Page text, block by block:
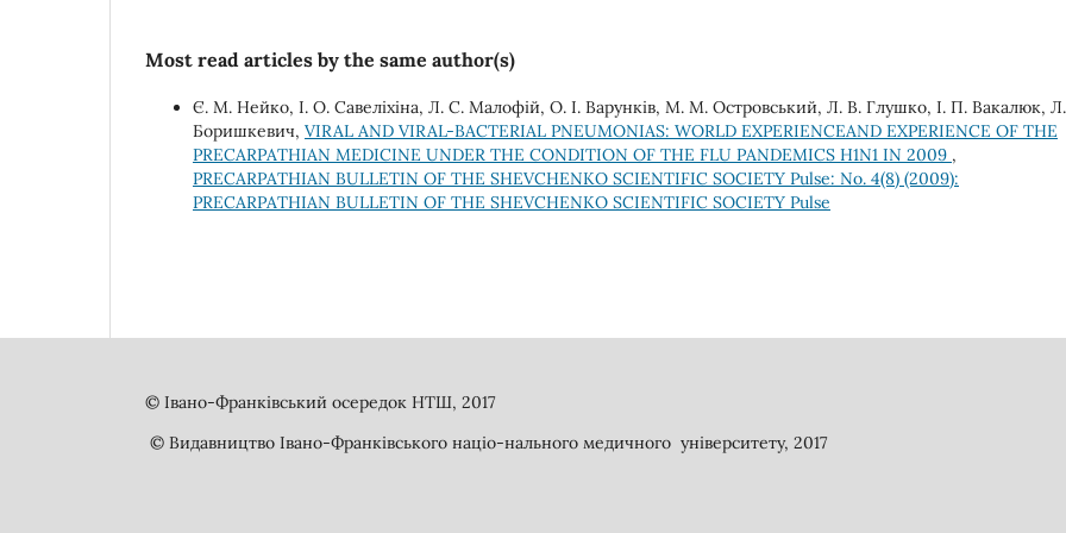
Most read articles by the same author(s)
Є. М. Нейко, І. О. Савеліхіна, Л. С. Малофій, О. І. Варунків, М. М. Островський, Л. В. Глушко, І. П. Вакалюк,
Боришкевич, VIRAL AND VIRAL-BACTERIAL PNEUMONIAS: WORLD EXPERIENCEAND EXPERIENCE OF THE
PRECARPATHIAN MEDICINE UNDER THE CONDITION OF THE FLU PANDEMICS H1N1 IN 2009 ,
PRECARPATHIAN BULLETIN OF THE SHEVCHENKO SCIENTIFIC SOCIETY Pulse: No. 4(8) (2009):
PRECARPATHIAN BULLETIN OF THE SHEVCHENKO SCIENTIFIC SOCIETY Pulse
© Івано-Франківський осередок НТШ, 2017
© Видавництво Івано-Франківського націо-нального медичного університету, 2017